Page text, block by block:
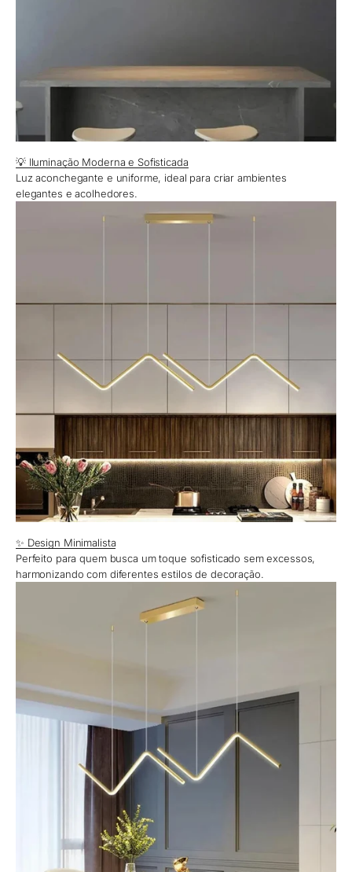
💡 Iluminação Moderna e Sofisticada
Luz aconchegante e uniforme, ideal para criar ambientes
elegantes e acolhedores.
✨ Design Minimalista
Perfeito para quem busca um toque sofisticado sem excessos,
harmonizando com diferentes estilos de decoração.